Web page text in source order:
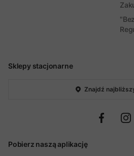
Sklepy stacjonarne
Znajdź
Pobierz naszą aplikację